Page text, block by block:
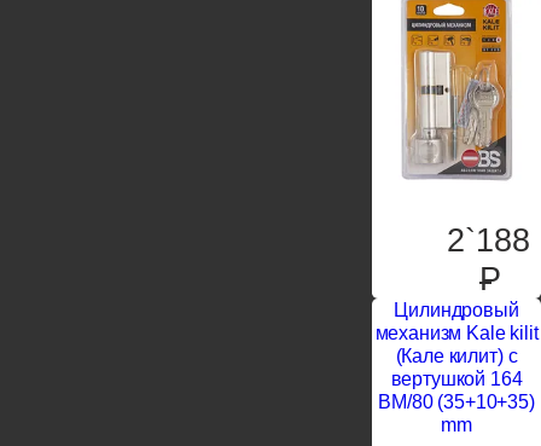
2`188
P
Цилиндровый
механизм Kale kilit
(Кале килит) с
вертушкой 164
BM/80 (35+10+35)
mm